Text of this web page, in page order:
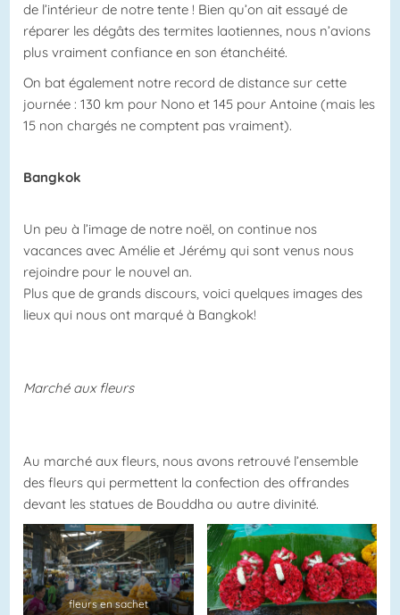
de l’intérieur de notre tente ! Bien qu’on ait essayé de
réparer les dégâts des termites laotiennes, nous n’avions
plus vraiment confiance en son étanchéité.
On bat également notre record de distance sur cette
journée : 130 km pour Nono et 145 pour Antoine (mais les
15 non chargés ne comptent pas vraiment).
Bangkok
Un peu à l’image de notre noël, on continue nos
vacances avec Amélie et Jérémy qui sont venus nous
rejoindre pour le nouvel an.
Plus que de grands discours, voici quelques images des
lieux qui nous ont marqué à Bangkok!
Marché aux fleurs
Au marché aux fleurs, nous avons retrouvé l’ensemble
des fleurs qui permettent la confection des offrandes
devant les statues de Bouddha ou autre divinité.
fleurs en sachet